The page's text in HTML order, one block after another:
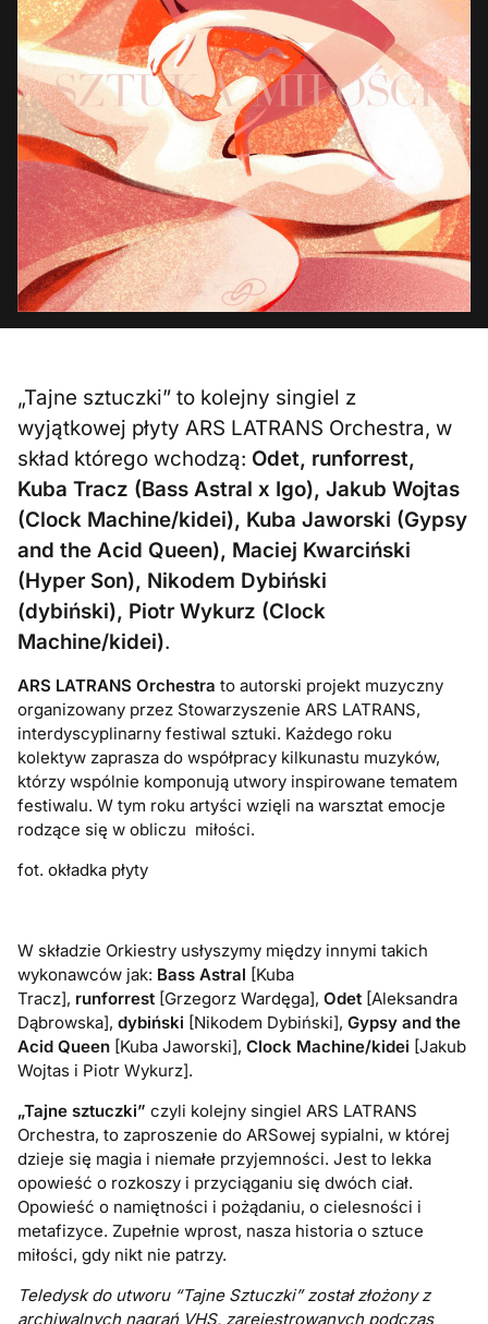
„Tajne sztuczki” to kolejny singiel z
wyjątkowej płyty ARS LATRANS Orchestra, w
skład którego wchodzą: Odet, runforrest,
Kuba Tracz (Bass Astral x Igo), Jakub Wojtas
(Clock Machine/kidei), Kuba Jaworski (Gypsy
and the Acid Queen), Maciej Kwarciński
(Hyper Son), Nikodem Dybiński
(dybiński), Piotr Wykurz (Clock
Machine/kidei).
ARS LATRANS Orchestrato autorski projekt muzyczny
organizowany przez Stowarzyszenie ARS LATRANS,
interdyscyplinarny festiwal sztuki. Każdego roku
kolektyw zaprasza do współpracy kilkunastu muzyków,
którzy wspólnie komponują utwory inspirowane tematem
festiwalu. W tym roku artyści wzięli na warsztat emocje
rodzące się w obliczu miłości.
fot. okładka płyty
W składzie Orkiestry usłyszymy między innymi takich
wykonawców jak: Bass Astral [Kuba
Tracz], runforrest [Grzegorz Wardęga],Odet [Aleksandra
Dąbrowska], dybiński [Nikodem Dybiński],Gypsy and the
Acid Queen [Kuba Jaworski],Clock Machine/kidei [Jakub
Wojtas i Piotr Wykurz].
„Tajne sztuczki”czyli kolejny singiel ARS LATRANS
Orchestra, to zaproszenie do ARSowej sypialni, w której
dzieje się magia i niemałe przyjemności. Jest to lekka
opowieść o rozkoszy i przyciąganiu się dwóch ciał.
Opowieść o namiętności i pożądaniu, o cielesności i
metafizyce. Zupełnie wprost, nasza historia o sztuce
miłości, gdy nikt nie patrzy.
Teledysk do utworu “Tajne Sztuczki” został złożony z
archiwalnych nagrań VHS, zarejestrowanych podczas